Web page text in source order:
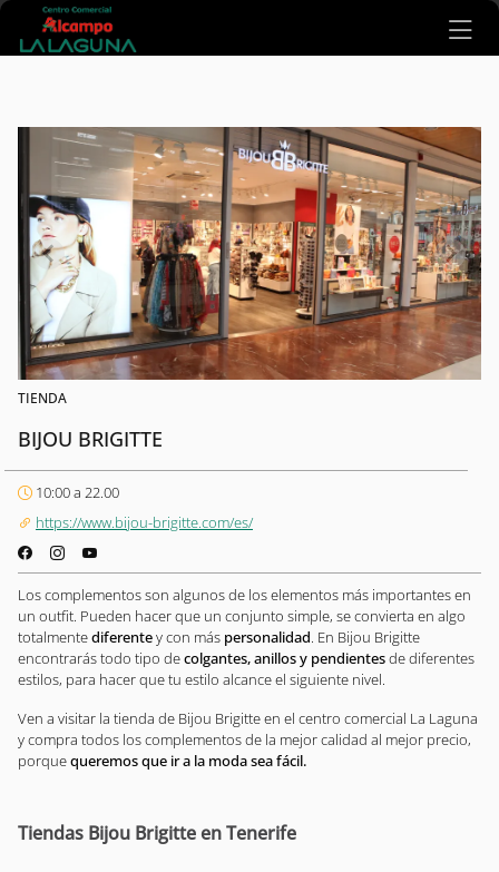
Ir al contenido principal
TIENDA
BIJOU BRIGITTE
10:00 a 22.00
https://www.bijou-brigitte.com/es/
Los complementos son algunos de los elementos más importantes en
un outfit. Pueden hacer que un conjunto simple, se convierta en algo
totalmentediferentey con más personalidad. En Bijou Brigitte
encontrarás todo tipo decolgantes, anillos y pendientesde diferentes
estilos, para hacer que tu estilo alcance el siguiente nivel.
Ven a visitar la tienda de Bijou Brigitte en el centro comercial La Laguna
y compra todos los complementos de la mejor calidad al mejor precio,
porquequeremos que ir a la moda sea fácil.
Tiendas Bijou Brigitte en Tenerife